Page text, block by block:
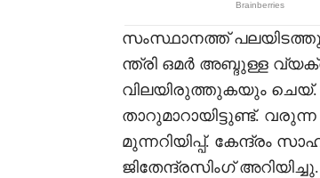
സംസ്ഥാനത്ത്
ന്ത്രി ഒമർ അബ്ദുള്ള
വിലയിരുത്തുകയും
താറുമാറായിട്ടുണ്ട്.
മുന്നറിയിപ്പ്. കേന്ദ്രം
ജിതേന്ദ്രസിംഗ്